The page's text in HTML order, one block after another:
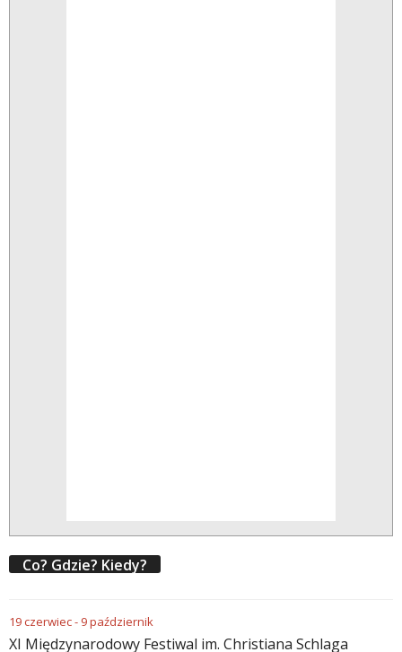
Co? Gdzie? Kiedy?
19czerwiec- 9październik
XI Międzynarodowy Festiwal im. Christiana Schlaga